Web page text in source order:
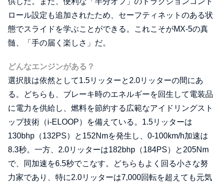
ロール設定も追加されたため、セーフティネットのある状
態でスライドを学ぶことができる。これこそがMX-5の真
髄、「手の届く楽しさ」だ。
どんなエンジンがある？
選択肢は依然として1.5リッターと2.0リッターの間にあ
る。どちらも、ブレーキ時のエネルギーを回生して電装品
に電力を供給し、燃料を節約する広範なアイドリングスト
ップ技術（i-ELOOP）を備えている。1.5リッターは
130bhp（132PS）と152Nmを発生し、0-100km/h加速は
8.3秒。一方、2.0リッターは182bhp（184PS）と205Nm
で、同加速を6.5秒でこなす。どちらもよく回る小さな努
力家であり、特に2.0リッターは7,000回転を超えても元気